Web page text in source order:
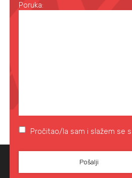
Poruka:
Pročitao/la sam i slažem se s